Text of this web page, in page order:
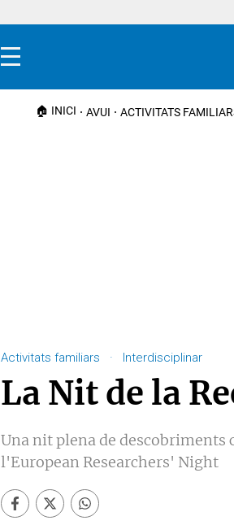
Menú
🏠 INICI AVUI ACTIVITATS
Activitats familiars · Interdisciplinar
La Nit de la
Una nit plena de
l'European Researchers' Night